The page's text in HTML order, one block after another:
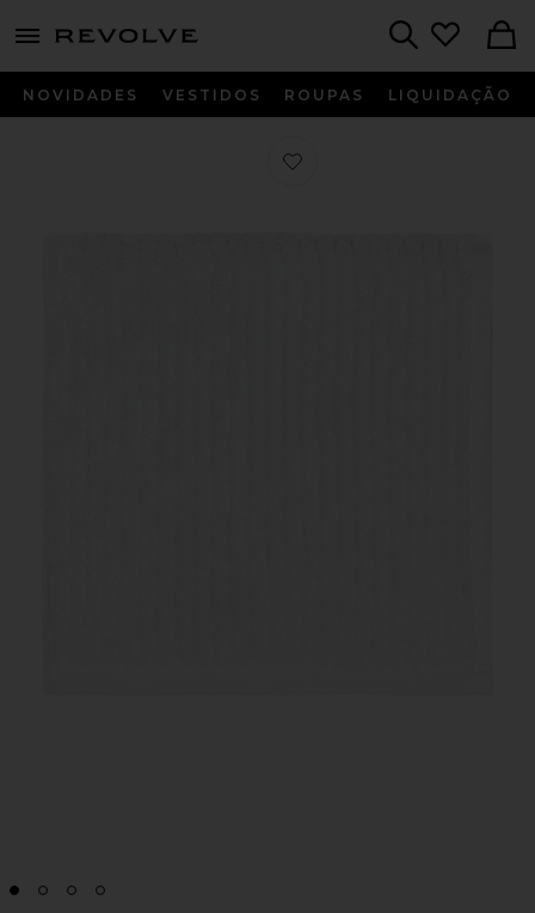
menu - shows more content
NOVIDADES VESTIDOS ROUPAS LIQUIDAÇÃO
Favorito Soft Rib Washcloth in White